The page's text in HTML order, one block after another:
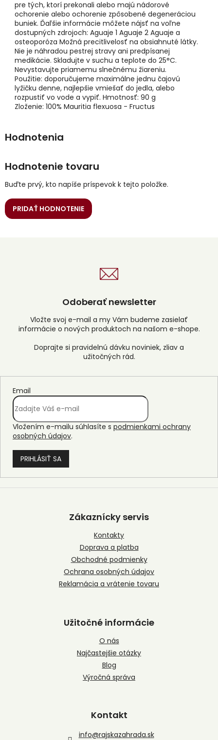
pre tých, ktorí prekonali alebo majú nádorové
ochorenie alebo ochorenie zpôsobené degeneráciou
buniek. Ďaľšie informácie môžete nájsť na voľne
dostupných zdrojoch: Aguaje 1 Aguaje 2 Aguaje a
osteoporóza Možná precitlivelosť na obsiahnuté látky.
Nie je náhradou pestrej stravy ani predpísanej
medikácie. Skladujte v suchu a teplote do 25°C.
Nevystavujte priamemu slnečnému žiareniu.
Použitie: doporučujeme maximálne jednu čajovú
lyžičku denne, najlepšie vmiešať do jedla, alebo
rozpustiť vo vode a vypiť. ​Hmotnosť: 90 g
Zloženie: 100% Mauritia flexuosa - Fructus
Hodnotenie tovaru
Buďte prvý, kto napíše príspevok k tejto položke.
PRIDAŤ HODNOTENIE
Odoberať newsletter
Vložte svoj e-mail a my Vám budeme zasielať
informácie o nových produktoch na našom e-shope.
Email
Vložením e-mailu súhlasíte s podmienkami ochrany
osobných údajov.
PRIHLÁSIŤ SA
Z
Zákaznícky servis
Kontakty
Doprava a platba
Obchodné podmienky
Ochrana osobných údajov
Reklamácia a vrátenie tovaru
Užitočné informácie
O nás
Najčastejšie otázky
Blog
Výročná správa
Kontakt
info@rajskazahrada.sk